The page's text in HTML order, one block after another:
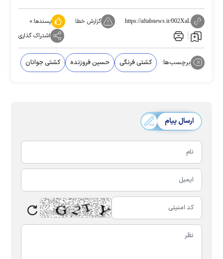
https://aftabnews.ir/002XaL گزارش خطا پسندها:۰
اشتراک گذاری
برچسب‌ها: کشتی فرنگی حسین فروزنده کشتی جوانان
ارسال پیام